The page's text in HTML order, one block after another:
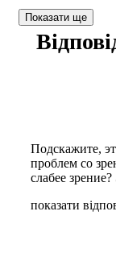
Показати ще
Подскажите,
проблем со
слабее
показати